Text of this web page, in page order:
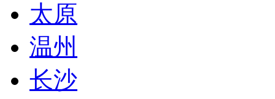
太原
温州
长沙